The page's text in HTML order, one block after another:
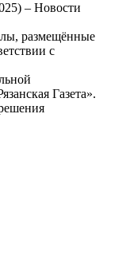
– Новости
размещённые
с
Газета».